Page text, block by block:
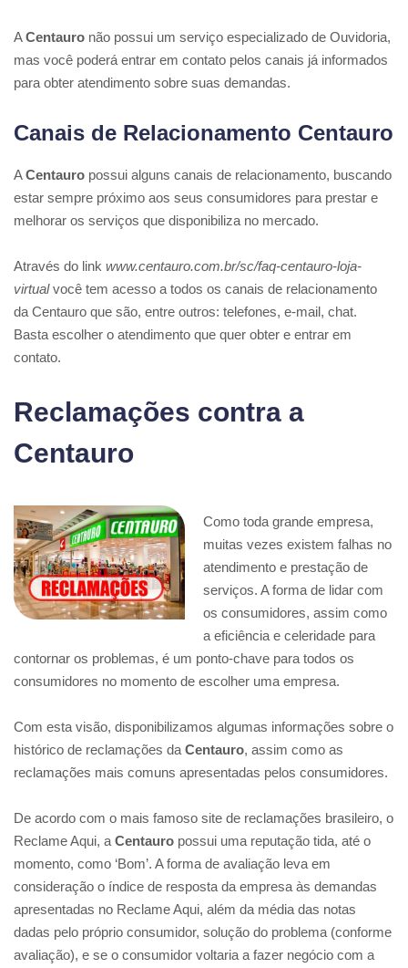
ACentauro não possui um serviço especializado de Ouvidoria,
mas você poderá entrar em contato pelos canais já informados
para obter atendimento sobre suas demandas.
Canais de Relacionamento Centauro
ACentauro possui alguns canais de relacionamento, buscando
estar sempre próximo aos seus consumidores para prestar e
melhorar os serviços que disponibiliza no mercado.
Através do link www.centauro.com.br/sc/faq-centauro-loja-
virtualvocê tem acesso a todos os canais de relacionamento
da Centauro que são, entre outros: telefones, e-mail, chat.
Basta escolher o atendimento que quer obter e entrar em
contato.
Reclamações contra a
Centauro
Como toda grande empresa,
muitas vezes existem falhas no
atendimento e prestação de
serviços. A forma de lidar com
os consumidores, assim como
a eficiência e celeridade para
contornar os problemas, é um ponto-chave para todos os
consumidores no momento de escolher uma empresa.
Com esta visão, disponibilizamos algumas informações sobre o
histórico de reclamações da Centauro, assim como as
reclamações mais comuns apresentadas pelos consumidores.
De acordo com o mais famoso site de reclamações brasileiro, o
Reclame Aqui, a Centauro possui uma reputação tida, até o
momento, como ‘Bom’. A forma de avaliação leva em
consideração o índice de resposta da empresa às demandas
apresentadas no Reclame Aqui, além da média das notas
dadas pelo próprio consumidor, solução do problema (conforme
avaliação), e se o consumidor voltaria a fazer negócio com a